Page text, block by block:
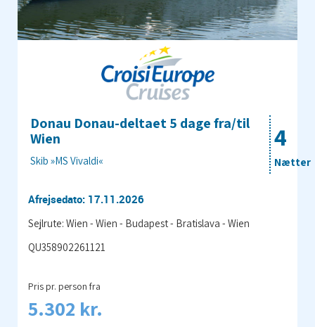
4
Nætter
Donau Donau-deltaet 5 dage fra/til
Wien
Skib »MS Vivaldi«
Afrejsedato: 17.11.2026
Sejlrute: Wien - Wien - Budapest - Bratislava - Wien
QU358902261121
Pris pr. person fra
5.302 kr.